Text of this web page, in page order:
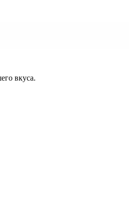
вкуса.